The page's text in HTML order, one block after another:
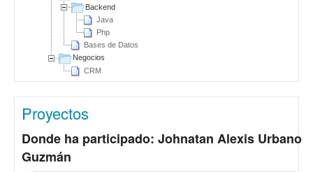
Backend
Java
Php
Bases de Datos
Negocios
CRM
Proyectos
Donde ha participado: Johnatan Alexis Urbano
Guzmán